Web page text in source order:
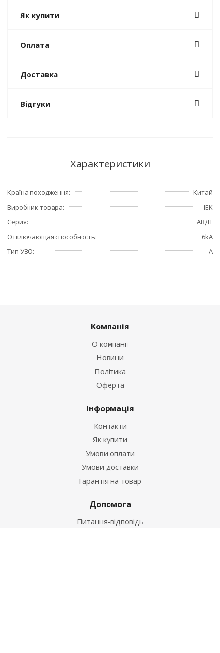
Як купити
Оплата
Доставка
Відгуки
Характеристики
Країна походження
Китай
Виробник товара
IEK
Серия
АВДТ
Отключающая способность
6kA
Тип УЗО
А
Компанія
О компанії
Новини
Політика
Оферта
Інформація
Контакти
Як купити
Умови оплати
Умови доставки
Гарантія на товар
Допомога
Питання-відповідь